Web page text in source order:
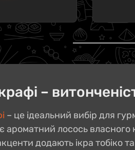
–
– це ідеальний вибір для
ароматний лосось
додають ікра тобіко